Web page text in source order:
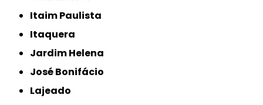
Itaim Paulista
Itaquera
Jardim Helena
José Bonifácio
Lajeado